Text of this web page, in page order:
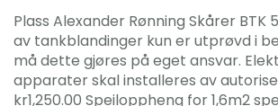
Plass Alexander Rønning Skårer BTK
av tankblandinger kun er utprøvd i
må dette gjøres på eget ansvar.
apparater skal installeres av
kr1,250.00 Speiloppheng for 1,6m2